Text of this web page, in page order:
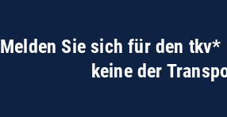
Melden Sie sich für den tkv*
keine der